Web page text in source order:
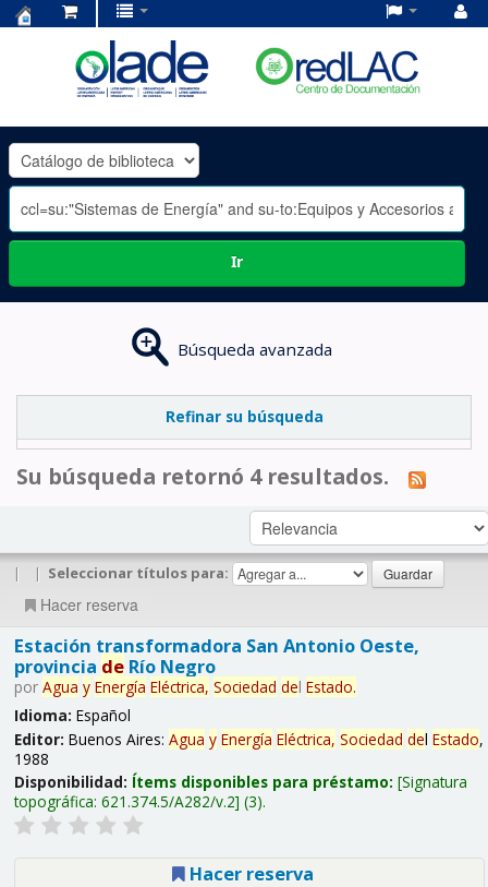
OLADE
-
Ir
Búsqueda avanzada
Refinar su búsqueda
Su búsqueda retornó 4 resultados.
| | Seleccionar títulos para:
Hacer reserva
Estación transformadora San Antonio Oeste,
provincia deRío Negro
por Agua y Energía Eléctrica, Sociedad del Estado.
Idioma: Español
Editor: Buenos Aires: Agua y Energía Eléctrica, Sociedad del Estado,
1988
Disponibilidad: Ítems disponibles para préstamo: Signatura
topográfica: 621.374.5/A282/v.2 (3).
Hacer reserva